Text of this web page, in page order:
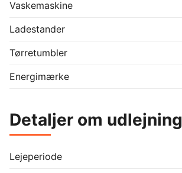
Vaskemaskine
Ladestander
Tørretumbler
Energimærke
Detaljer om udlejning
Lejeperiode